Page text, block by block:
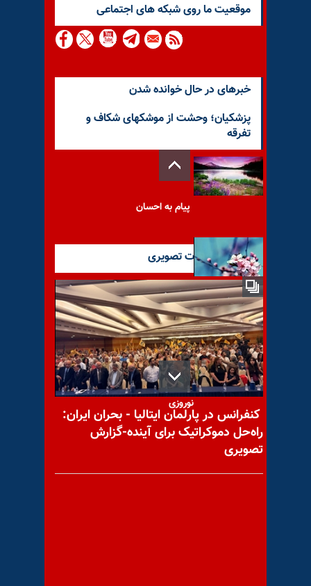
موقعيت ما روى شبكه هاى اجتماعى
خبرهای در حال خوانده شدن
پزشکیان؛ وحشت از موشکهای شکاف و
تفرقه
پیام به احسان
پیام به دوست عزیز سارومان
۹۸
با یاد مجاهد شهید محمد
نوروزی
آخرین گزارشات تصویری
کنفرانس در پارلمان ایتالیا - بحران ایران:
راه‌حل دموکراتیک برای آینده-گزارش
تصویری